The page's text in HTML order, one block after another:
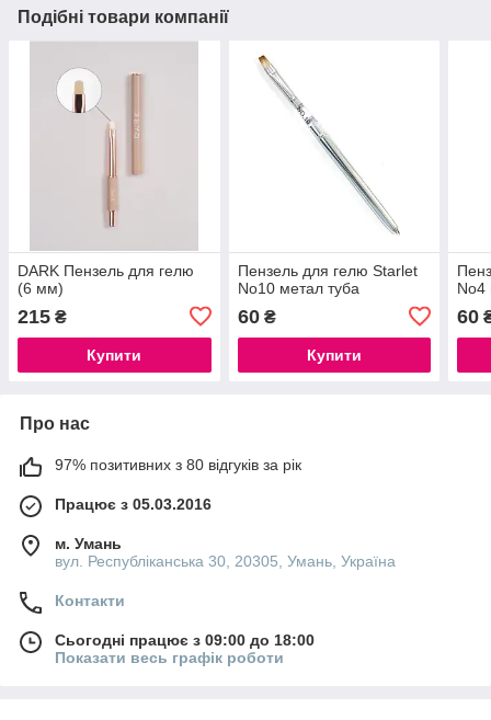
Подібні товари компанії
DARK Пензель для гелю
(6 мм)
215 ₴
Купити
Пензель для гелю Starlet
No10 метал туба
60₴
Купити
No4
60
Про нас
97% позитивних з 80 відгуків за рік
Працює з 05.03.2016
м. Умань
вул. Республіканська 30, 20305, Умань, Україна
Контакти
Сьогодні працює з 09:00 до 18:00
Показати весь графік роботи